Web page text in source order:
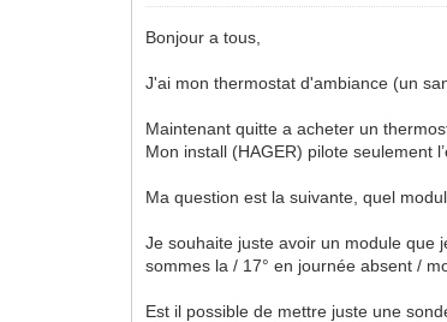
Bonjour a tous,
J'ai mon thermostat d'ambiance (un
Maintenant quitte a acheter un
Mon install (HAGER) pilote seulement
Ma question est la suivante, quel
Je souhaite juste avoir un module que
sommes la / 17° en journée absent /
Est il possible de mettre juste une